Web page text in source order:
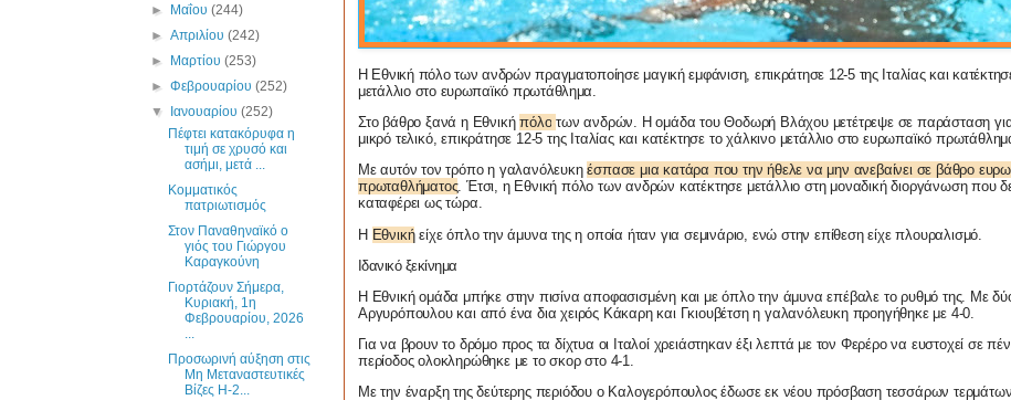
Η Εθνική πόλο των ανδρών πραγματοποίησε μαγική εμφάνιση, επικράτησε 12-5 της Ιταλίας και
μετάλλιο στο ευρωπαϊκό πρωτάθλημα.
Στο βάθρο ξανά η Εθνική πόλο των ανδρών. Η ομάδα του Θοδωρή Βλάχου μετέτρεψε σε παράσταση
μικρό τελικό, επικράτησε 12-5 της Ιταλίας και κατέκτησε το χάλκινο μετάλλιο στο ευρωπαϊκό
Με αυτόν τον τρόπο η γαλανόλευκη έσπασε μια κατάρα που την ήθελε να μην ανεβαίνει σε βάθρο
πρωταθλήματος. Έτσι, η Εθνική πόλο των ανδρών κατέκτησε μετάλλιο στη μοναδική διοργάνωση που
καταφέρει ως τώρα.
Η Εθνική είχε όπλο την άμυνα της η οποία ήταν για σεμινάριο, ενώ στην επίθεση είχε πλουραλισμό.
Ιδανικό ξεκίνημα
Η Εθνική ομάδα μπήκε στην πισίνα αποφασισμένη και με όπλο την άμυνα επέβαλε το ρυθμό της. Με
Αργυρόπουλου και από ένα δια χειρός Κάκαρη και Γκιουβέτση η γαλανόλευκη προηγήθηκε με 4-0.
Για να βρουν το δρόμο προς τα δίχτυα οι Ιταλοί χρειάστηκαν έξι λεπτά με τον Φερέρο να ευστοχεί σε
περίοδος ολοκληρώθηκε με το σκορ στο 4-1.
Με την έναρξη της δεύτερης περιόδου ο Καλογερόπουλος έδωσε εκ νέου πρόσβαση τεσσάρων
► Μαΐου(244)
►Απριλίου(242)
► Μαρτίου(253)
►Φεβρουαρίου(252)
▼ Ιανουαρίου(252)
Πέφτει κατακόρυφα η
τιμή σε χρυσό και
ασήμι, μετά ...
Κομματικός
πατριωτισμός
Στον Παναθηναϊκό ο
γιός του Γιώργου
Καραγκούνη
Γιορτάζουν Σήμερα,
Κυριακή, 1η
Φεβρουαρίου, 2026
...
Προσωρινή αύξηση στις
Μη Μεταναστευτικές
Βίζες H-2...